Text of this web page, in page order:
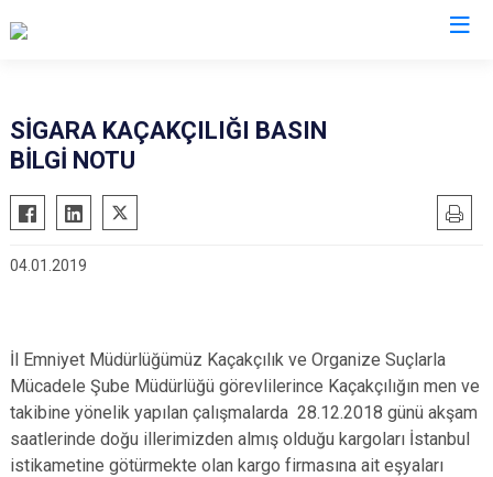
SİGARA KAÇAKÇILIĞI BASIN
BİLGİ NOTU
04.01.2019
İl Emniyet Müdürlüğümüz Kaçakçılık ve Organize Suçlarla
Mücadele Şube Müdürlüğü görevlilerince Kaçakçılığın men ve
takibine yönelik yapılan çalışmalarda 28.12.2018 günü akşam
saatlerinde doğu illerimizden almış olduğu kargoları İstanbul
istikametine götürmekte olan kargo firmasına ait eşyaları